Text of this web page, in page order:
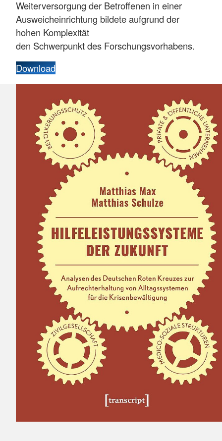
Weiterversorgung der Betroffenen in einer
Ausweicheinrichtung bildete aufgrund der
hohen Komplexität
den Schwerpunkt des Forschungsvorhabens.
Download